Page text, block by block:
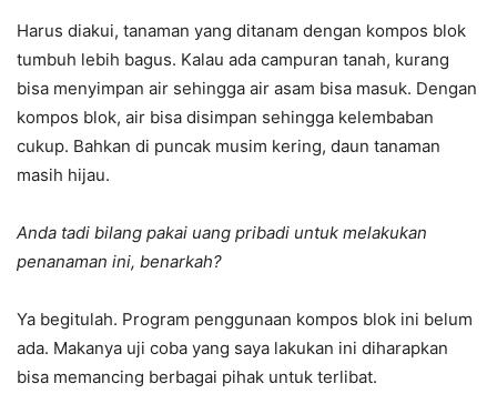
Harus diakui, tanaman yang ditanam dengan kompos blok
tumbuh lebih bagus. Kalau ada campuran tanah, kurang
bisa menyimpan air sehingga air asam bisa masuk. Dengan
kompos blok, air bisa disimpan sehingga kelembaban
cukup. Bahkan di puncak musim kering, daun tanaman
masih hijau.
Anda tadi bilang pakai uang pribadi untuk melakukan
penanaman ini, benarkah?
Ya begitulah. Program penggunaan kompos blok ini belum
ada. Makanya uji coba yang saya lakukan ini diharapkan
bisa memancing berbagai pihak untuk terlibat.